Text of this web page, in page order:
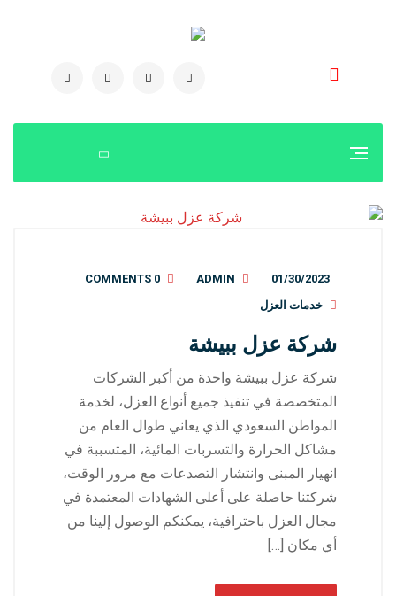
01/30/2023
ADMIN
0 COMMENTS
خدمات العزل
شركة عزل ببيشة
شركة عزل ببيشة واحدة من أكبر الشركات
المتخصصة في تنفيذ جميع أنواع العزل، لخدمة
المواطن السعودي الذي يعاني طوال العام من
مشاكل الحرارة والتسربات المائية، المتسببة في
انهيار المبنى وانتشار التصدعات مع مرور الوقت،
شركتنا حاصلة على أعلى الشهادات المعتمدة في
مجال العزل باحترافية، يمكنكم الوصول إلينا من
أي مكان […]